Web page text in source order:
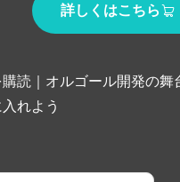
詳しくはこちら
購読｜オルゴール開発の舞
れよう